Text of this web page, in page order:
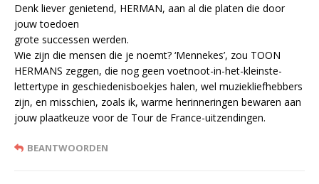
Denk liever genietend, HERMAN, aan al die platen die door
jouw toedoen
grote successen werden.
Wie zijn die mensen die je noemt? ‘Mennekes’, zou TOON
HERMANS zeggen, die nog geen voetnoot-in-het-kleinste-
lettertype in geschiedenisboekjes halen, wel muziekliefhebbers
zijn, en misschien, zoals ik, warme herinneringen bewaren aan
jouw plaatkeuze voor de Tour de France-uitzendingen.
BEANTWOORDEN